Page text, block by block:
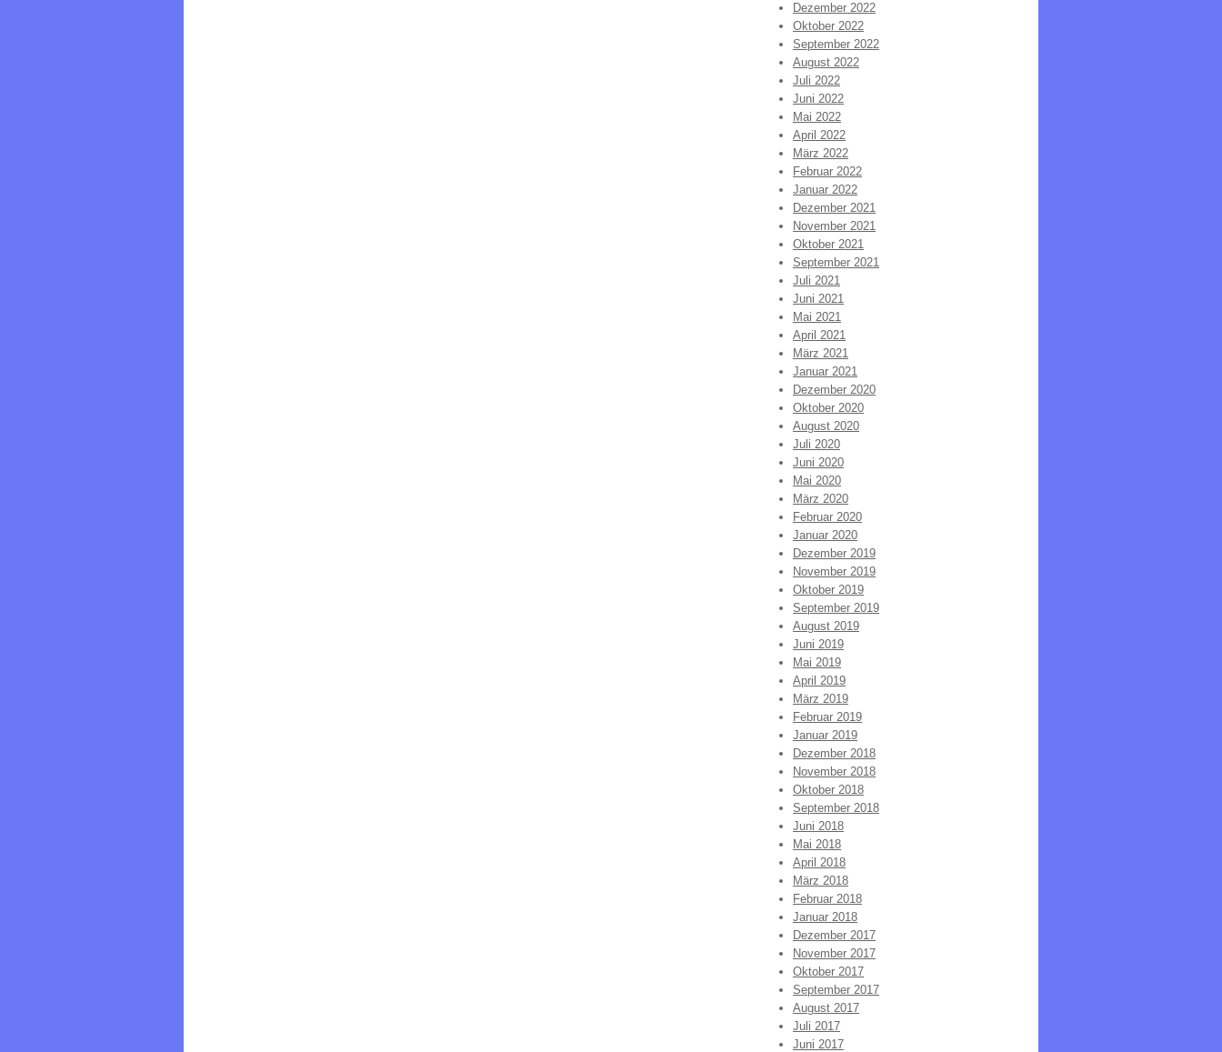
Dezember 2022
Oktober 2022
September 2022
August 2022
Juli 2022
Juni 2022
Mai 2022
April 2022
März 2022
Februar 2022
Januar 2022
Dezember 2021
November 2021
Oktober 2021
September 2021
Juli 2021
Juni 2021
Mai 2021
April 2021
März 2021
Januar 2021
Dezember 2020
Oktober 2020
August 2020
Juli 2020
Juni 2020
Mai 2020
März 2020
Februar 2020
Januar 2020
Dezember 2019
November 2019
Oktober 2019
September 2019
August 2019
Juni 2019
Mai 2019
April 2019
März 2019
Februar 2019
Januar 2019
Dezember 2018
November 2018
Oktober 2018
September 2018
Juni 2018
Mai 2018
April 2018
März 2018
Februar 2018
Januar 2018
Dezember 2017
November 2017
Oktober 2017
September 2017
August 2017
Juli 2017
Juni 2017